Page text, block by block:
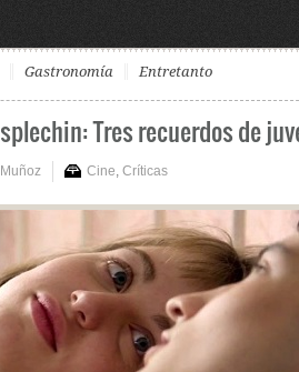
Gastronomía Entretanto
Tres recuerdos de
Cine Críticas